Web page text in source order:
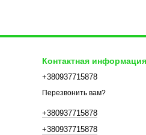
Контактная информация
+380937715878
Перезвонить вам?
+380937715878
+380937715878